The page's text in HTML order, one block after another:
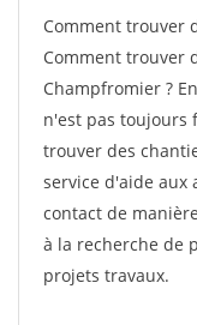
Comment trouver
Comment trouver
Champfromier ?
n'est pas toujours
trouver des
service d'aide aux
contact de
à la recherche de
projets travaux.